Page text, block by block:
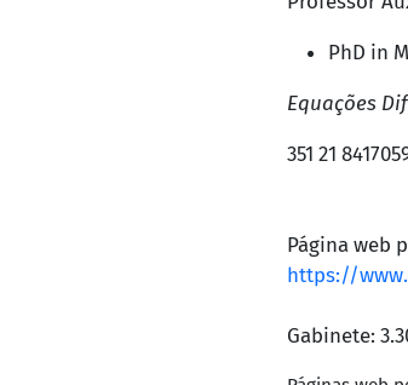
PhD in
Equações
351 21
Página web
https://
Gabinete: